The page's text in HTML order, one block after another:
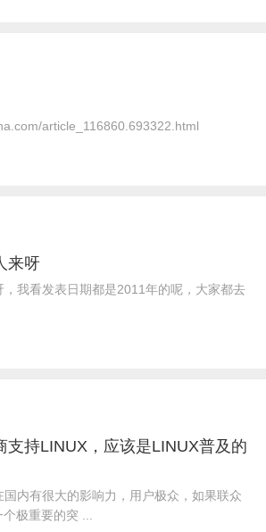
article_116860.693322.html
来呀
我看发表日期都是2011年的呢，大家都去
支持LINUX，应该是LINUX普及的
内有很大的影响力，用户极众，如果联众
极重要的突 ...